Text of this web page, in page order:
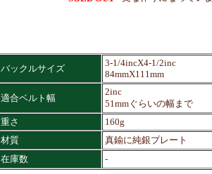
バックルサイズ
3-1/4incX4-1/2inc
84mmX111mm
適合ベルト幅
2inc
51mmぐらいの幅まで
重さ
160g
材質
真鍮に純銀プレート
在庫数
-